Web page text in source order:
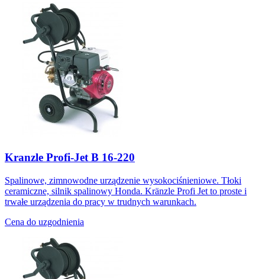
Kranzle Profi-Jet B 16-220
Spalinowe, zimnowodne urządzenie wysokociśnieniowe. Tłoki
ceramiczne, silnik spalinowy Honda. Kränzle Profi Jet to proste i
trwałe urządzenia do pracy w trudnych warunkach.
Cena do uzgodnienia